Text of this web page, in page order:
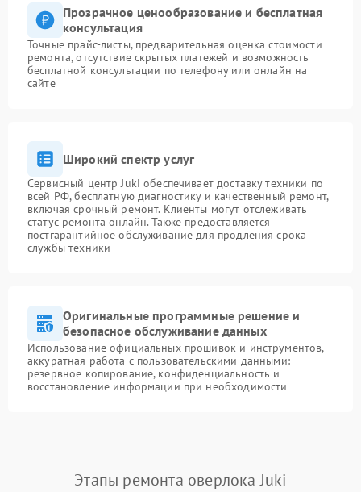
Прозрачное ценообразование и бесплатная
консультация
Точные прайс-листы, предварительная оценка стоимости
ремонта, отсутствие скрытых платежей и возможность
бесплатной консультации по телефону или онлайн на
сайте
Широкий спектр услуг
Сервисный центр Juki обеспечивает доставку техники по
всей РФ, бесплатную диагностику и качественный ремонт,
включая срочный ремонт. Клиенты могут отслеживать
статус ремонта онлайн. Также предоставляется
постгарантийное обслуживание для продления срока
службы техники
Оригинальные программные решение и
безопасное обслуживание данных
Использование официальных прошивок и инструментов,
аккуратная работа с пользовательскими данными:
резервное копирование, конфиденциальность и
восстановление информации при необходимости
Этапы ремонта оверлока Juki